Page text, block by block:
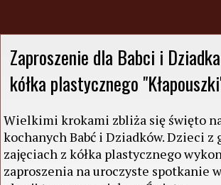
Zaproszenie dla Babci i
kółka plastycznego
Wielkimi krokami zbliża się święto
kochanych Babć i Dziadków. Dzieci z
zajęciach z kółka plastycznego
zaproszenia na uroczyste spotkanie